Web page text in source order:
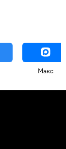
Макс